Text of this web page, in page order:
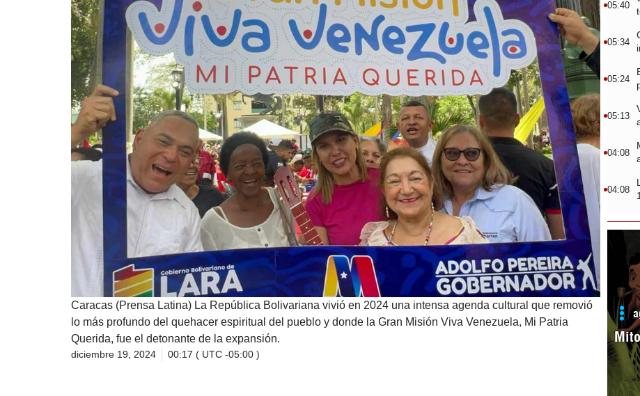
Caracas (Prensa Latina) La República Bolivariana vivió en 2024 una intensa agenda cultural que removió
lo más profundo del quehacer espiritual del pueblo y donde la Gran Misión Viva Venezuela, Mi Patria
Querida, fue el detonante de la expansión.
diciembre 19, 2024 00:17 ( UTC -05:00 )
05:40
05:34
05:24
05:13
04:08
04:08